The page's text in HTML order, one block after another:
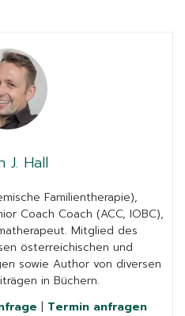
J. Hall
Familientherapie),
Coach Coach (ACC, IOBC),
Mitglied des
österreichischen und
sowie Author von diversen
in Büchern.
| Termin anfragen